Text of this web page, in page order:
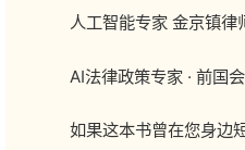
人工智能专家 金京镇律
AI法律政策专家 · 前国
如果这本书曾在您身边